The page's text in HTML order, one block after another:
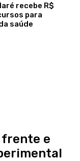
recebe R$
para
saúde